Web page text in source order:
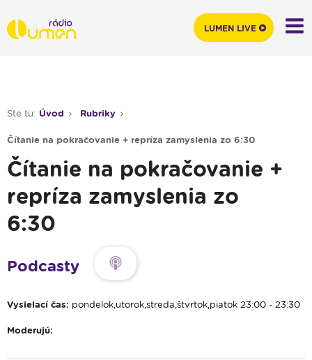
Ste tu: Úvod Rubriky
Čítanie na pokračovanie + repríza zamyslenia zo 6:30
Čítanie na pokračovanie +
repríza zamyslenia zo
6:30
Podcasty
Vysielací čas: pondelok,utorok,streda,štvrtok,piatok 23:00 - 23:30
Moderujú:
LUMEN LIVE